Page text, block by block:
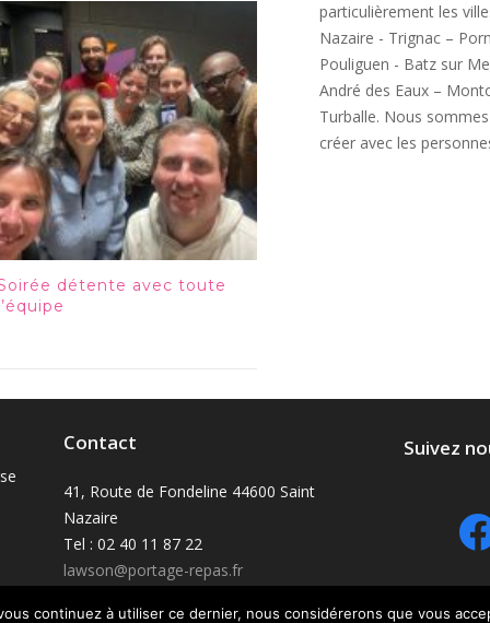
détente avec toute
particulièrement les
Nazaire - Trignac –
Pouliguen - Batz sur
André des Eaux –
Turballe. Nous
créer avec les
Contact
41, Route de Fondeline 44600 Saint
Nazaire
Tel : 02 40 11 87 22
lawson@portage-repas.fr
Suivez
continuez à utiliser ce dernier, nous considérerons que vous